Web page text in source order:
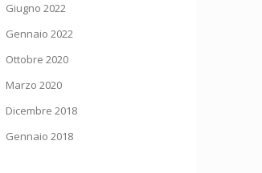
Giugno 2022
Gennaio 2022
Ottobre 2020
Marzo 2020
Dicembre 2018
Gennaio 2018